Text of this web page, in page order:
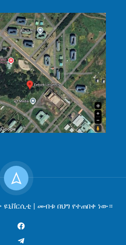
ዩኒቨርሲቲ | መብቱ በህግ የተጠበቀ ነው።